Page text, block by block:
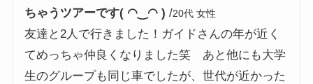
ちゃうツアーです( ◠‿◠ ) /20代 女性
友達と2人で行きました！ガイドさんの年が近く
てめっちゃ仲良くなりました笑 あと他にも大学
生のグループも同じ車でしたが、世代が近かった